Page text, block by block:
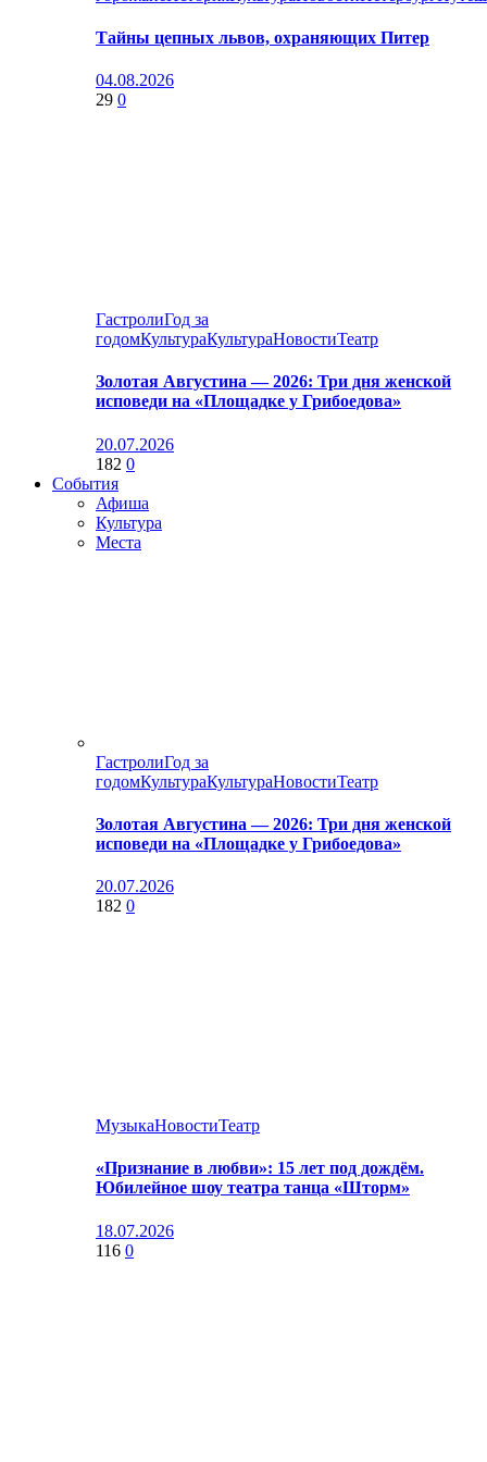
Тайны цепных львов, охраняющих Питер
04.08.2026
29 0
ГастролиГод за
годомКультураКультураНовостиТеатр
Золотая Августина — 2026: Три дня женской
исповеди на «Площадке у Грибоедова»
20.07.2026
182 0
События
Афиша
Культура
Места
ГастролиГод за
годомКультураКультураНовостиТеатр
Золотая Августина — 2026: Три дня женской
исповеди на «Площадке у Грибоедова»
20.07.2026
182 0
МузыкаНовостиТеатр
«Признание в любви»: 15 лет под дождём.
Юбилейное шоу театра танца «Шторм»
18.07.2026
116 0